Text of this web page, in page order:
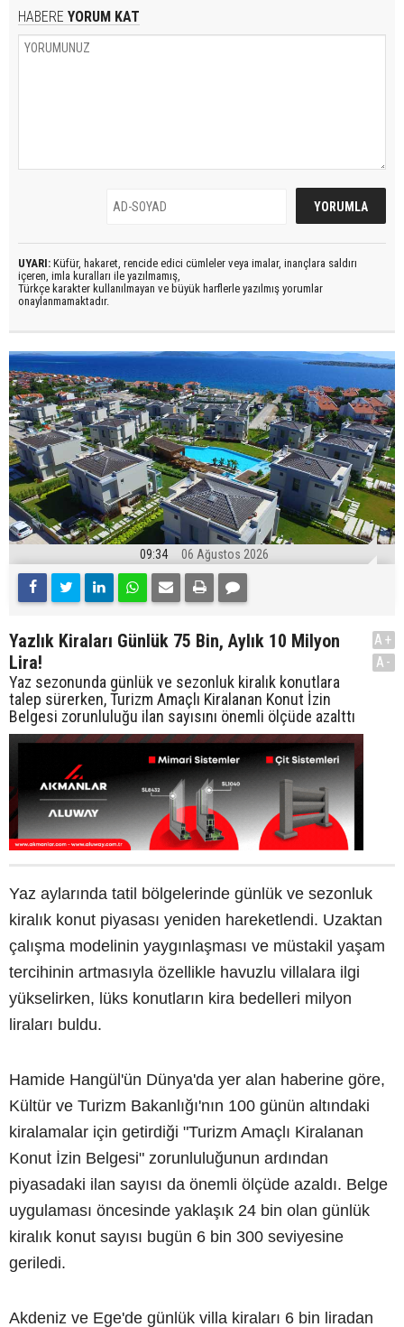
HABERE YORUM KAT
UYARI: Küfür, hakaret, rencide edici cümleler veya imalar, inançlara saldırı
içeren, imla kuralları ile yazılmamış,
Türkçe karakter kullanılmayan ve büyük harflerle yazılmış yorumlar
onaylanmamaktadır.
09:34 06 Ağustos 2026
Yazlık Kiraları Günlük 75 Bin, Aylık 10 Milyon
Lira!
Yaz sezonunda günlük ve sezonluk kiralık konutlara
talep sürerken, Turizm Amaçlı Kiralanan Konut İzin
Belgesi zorunluluğu ilan sayısını önemli ölçüde azalttı
A+
A-
Yaz aylarında tatil bölgelerinde günlük ve sezonluk
kiralık konut piyasası yeniden hareketlendi. Uzaktan
çalışma modelinin yaygınlaşması ve müstakil yaşam
tercihinin artmasıyla özellikle havuzlu villalara ilgi
yükselirken, lüks konutların kira bedelleri milyon
liraları buldu.
Hamide Hangül'ün Dünya'da yer alan haberine göre,
Kültür ve Turizm Bakanlığı'nın 100 günün altındaki
kiralamalar için getirdiği "Turizm Amaçlı Kiralanan
Konut İzin Belgesi" zorunluluğunun ardından
piyasadaki ilan sayısı da önemli ölçüde azaldı. Belge
uygulaması öncesinde yaklaşık 24 bin olan günlük
kiralık konut sayısı bugün 6 bin 300 seviyesine
geriledi.
Akdeniz ve Ege'de günlük villa kiraları 6 bin liradan